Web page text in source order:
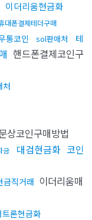
이더리움현금화
대폰결제테더구매
통코인 sol판매처
테
핸드폰결제코인구
처
상코인구매방법
금 대검현금화 코인
금직거래 이더리움매
트론현금화